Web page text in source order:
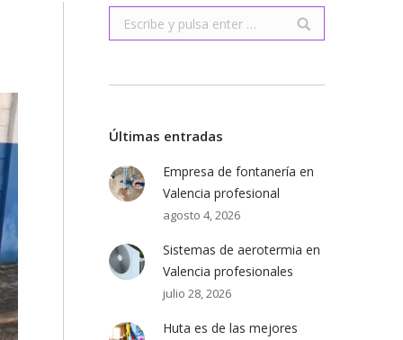
Buscar:
Últimas entradas
Empresa de fontanería en
Valencia profesional
agosto 4, 2026
Sistemas de aerotermia en
Valencia profesionales
julio 28, 2026
Huta es de las mejores